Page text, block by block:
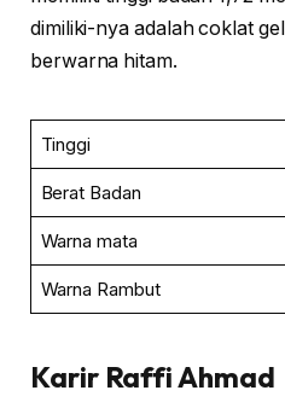
dimiliki-nya adalah coklat
berwarna hitam.
Tinggi
Berat Badan
Warna mata
Warna Rambut
Karir Raffi Ahmad